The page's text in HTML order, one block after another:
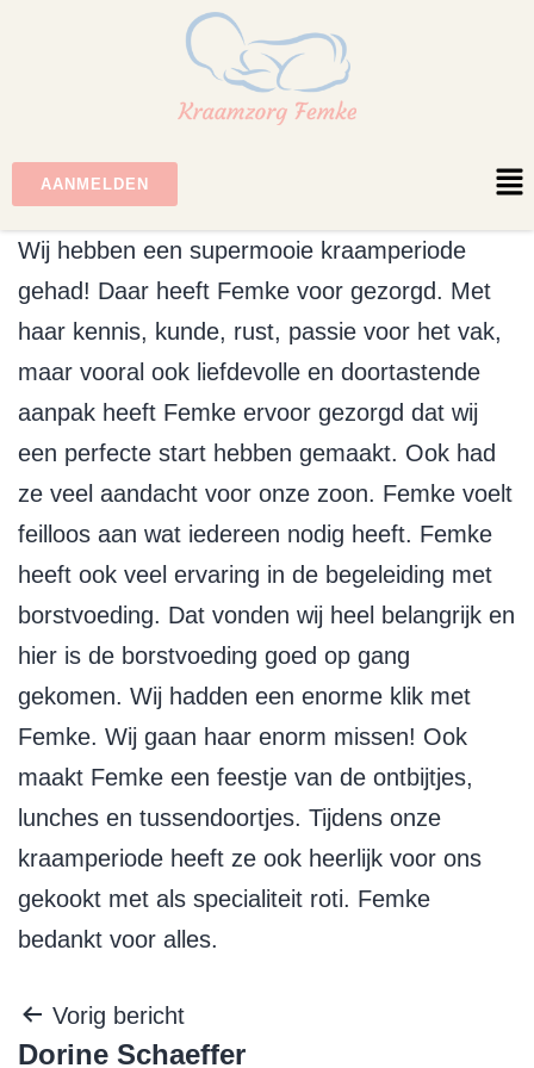
AANMELDEN
Wij hebben een supermooie kraamperiode
gehad! Daar heeft Femke voor gezorgd. Met
haar kennis, kunde, rust, passie voor het vak,
maar vooral ook liefdevolle en doortastende
aanpak heeft Femke ervoor gezorgd dat wij
een perfecte start hebben gemaakt. Ook had
ze veel aandacht voor onze zoon. Femke voelt
feilloos aan wat iedereen nodig heeft. Femke
heeft ook veel ervaring in de begeleiding met
borstvoeding. Dat vonden wij heel belangrijk en
hier is de borstvoeding goed op gang
gekomen. Wij hadden een enorme klik met
Femke. Wij gaan haar enorm missen! Ook
maakt Femke een feestje van de ontbijtjes,
lunches en tussendoortjes. Tijdens onze
kraamperiode heeft ze ook heerlijk voor ons
gekookt met als specialiteit roti. Femke
bedankt voor alles.
Vorig bericht
Dorine Schaeffer